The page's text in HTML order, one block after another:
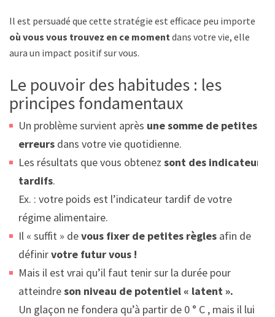
Il est persuadé que cette stratégie est efficace peu importe
où vous vous trouvez en ce moment dans votre vie, elle
aura un impact positif sur vous.
Le pouvoir des habitudes : les
principes fondamentaux
Un problème survient après une somme de petites
erreurs dans votre vie quotidienne.
Les résultats que vous obtenez sont des indicateurs
tardifs.
Ex. : votre poids est l’indicateur tardif de votre
régime alimentaire.
Il « suffit » devous fixer de petites règles afin de
définirvotre futur vous !
Mais il est vrai qu’il faut tenir sur la durée pour
atteindreson niveau de potentiel « latent ».
Un glaçon ne fondera qu’à partir de 0 ° C , mais il lui